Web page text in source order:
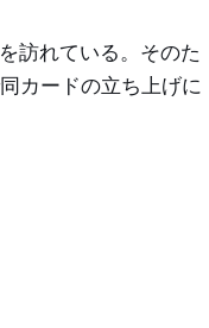
訪れている。そのた
カードの立ち上げに